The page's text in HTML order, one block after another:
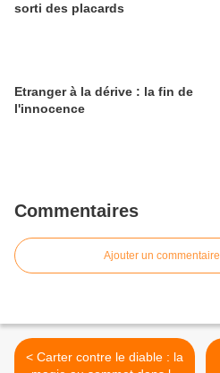
sorti des placards
Etranger à la dérive : la fin de
l'innocence
Commentaires
Ajouter un commentaire
< Carter contre le diable : la